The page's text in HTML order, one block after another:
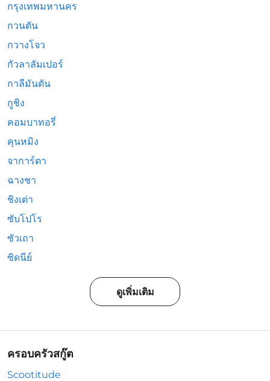
กรุงเทพมหานคร
กวนตัน
กวางโจว
กัวลาลัมเปอร์
กาลีมันตัน
กูชิง
คอมบาทอรี่
คุนหมิง
จาการ์ตา
ฉางชา
ชิงเต่า
ซับโปโร
ซัวเถา
ซิดนีย์
ดูเพิ่มเติม
ครอบครัวสกู๊ต
Scootitude